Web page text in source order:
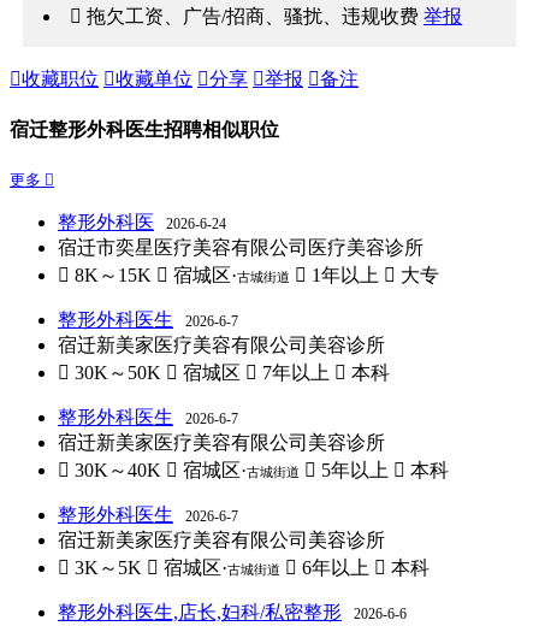
 拖欠工资、广告/招商、骚扰、违规收费举报
收藏职位 收藏单位 分享 举报 备注
宿迁整形外科医生招聘相似职位
更多 
整形外科医 2026-6-24
宿迁市奕星医疗美容有限公司医疗美容诊所
 8K～15K  宿城区·古城街道  1年以上  大专
整形外科医生 2026-6-7
宿迁新美家医疗美容有限公司美容诊所
 30K～50K  宿城区  7年以上  本科
整形外科医生 2026-6-7
宿迁新美家医疗美容有限公司美容诊所
 30K～40K  宿城区·古城街道  5年以上  本科
整形外科医生 2026-6-7
宿迁新美家医疗美容有限公司美容诊所
 3K～5K  宿城区·古城街道  6年以上  本科
整形外科医生,店长,妇科/私密整形 2026-6-6